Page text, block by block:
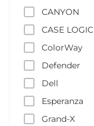
CANYON
CASE LOGIC
ColorWay
Defender
Dell
Esperanza
Grand-X